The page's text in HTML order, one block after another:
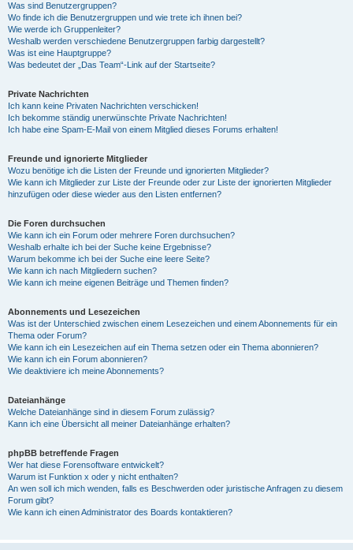
Was sind Benutzergruppen?
Wo finde ich die Benutzergruppen und wie trete ich ihnen bei?
Wie werde ich Gruppenleiter?
Weshalb werden verschiedene Benutzergruppen farbig dargestellt?
Was ist eine Hauptgruppe?
Was bedeutet der „Das Team“-Link auf der Startseite?
Private Nachrichten
Ich kann keine Privaten Nachrichten verschicken!
Ich bekomme ständig unerwünschte Private Nachrichten!
Ich habe eine Spam-E-Mail von einem Mitglied dieses Forums erhalten!
Freunde und ignorierte Mitglieder
Wozu benötige ich die Listen der Freunde und ignorierten Mitglieder?
Wie kann ich Mitglieder zur Liste der Freunde oder zur Liste der ignorierten Mitglieder
hinzufügen oder diese wieder aus den Listen entfernen?
Die Foren durchsuchen
Wie kann ich ein Forum oder mehrere Foren durchsuchen?
Weshalb erhalte ich bei der Suche keine Ergebnisse?
Warum bekomme ich bei der Suche eine leere Seite?
Wie kann ich nach Mitgliedern suchen?
Wie kann ich meine eigenen Beiträge und Themen finden?
Abonnements und Lesezeichen
Was ist der Unterschied zwischen einem Lesezeichen und einem Abonnements für ein
Thema oder Forum?
Wie kann ich ein Lesezeichen auf ein Thema setzen oder ein Thema abonnieren?
Wie kann ich ein Forum abonnieren?
Wie deaktiviere ich meine Abonnements?
Dateianhänge
Welche Dateianhänge sind in diesem Forum zulässig?
Kann ich eine Übersicht all meiner Dateianhänge erhalten?
phpBB betreffende Fragen
Wer hat diese Forensoftware entwickelt?
Warum ist Funktion x oder y nicht enthalten?
An wen soll ich mich wenden, falls es Beschwerden oder juristische Anfragen zu diesem
Forum gibt?
Wie kann ich einen Administrator des Boards kontaktieren?